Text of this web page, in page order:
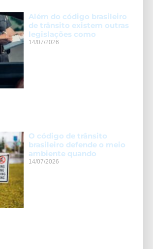
Além do código brasileiro
de trânsito existem outras
legislações como
14/07/2026
O código de trânsito
brasileiro defende o meio
ambiente quando
14/07/2026